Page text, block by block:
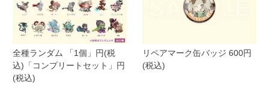
全種ランダム 「1個」円(税
込)「コンプリートセット」円
(税込)
リペアマーク缶バッジ 600円
(税込)